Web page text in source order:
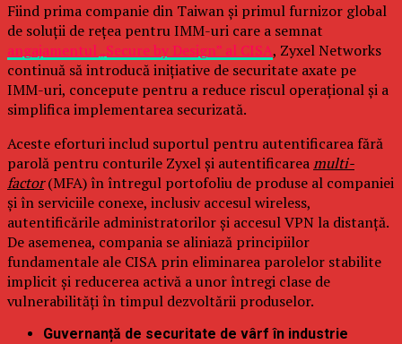
Fiind prima companie din Taiwan și primul furnizor global
de soluții de rețea pentru IMM-uri care a semnat
angajamentul „Secure by Design” al CISA, Zyxel Networks
continuă să introducă inițiative de securitate axate pe
IMM-uri, concepute pentru a reduce riscul operațional și a
simplifica implementarea securizată.
Aceste eforturi includ suportul pentru autentificarea fără
parolă pentru conturile Zyxel și autentificareamulti-
factor(MFA) în întregul portofoliu de produse al companiei
și în serviciile conexe, inclusiv accesul wireless,
autentificările administratorilor și accesul VPN la distanță.
De asemenea, compania se aliniază principiilor
fundamentale ale CISA prin eliminarea parolelor stabilite
implicit și reducerea activă a unor întregi clase de
vulnerabilități în timpul dezvoltării produselor.
Guvernanță de securitate de vârf în industrie